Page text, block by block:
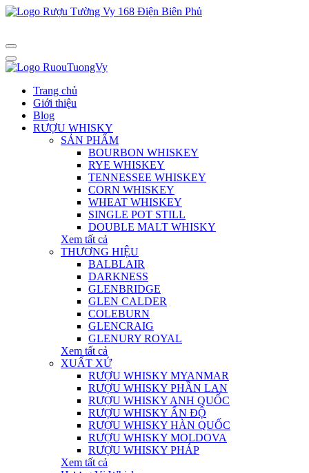
Trang chủ
Giới thiệu
Blog
RƯỢU WHISKY
SẢN PHẨM
BOURBON WHISKEY
RYE WHISKEY
TENNESSEE WHISKEY
CORN WHISKEY
WHEAT WHISKEY
SINGLE POT STILL
DOUBLE MALT WHISKY
Xem tất cả
THƯƠNG HIỆU
BALBLAIR
DARKNESS
GLENBRIDGE
GLEN CALDER
COLEBURN
GLENCRAIG
GLENURY ROYAL
Xem tất cả
XUẤT XỨ
RƯỢU WHISKY MYANMAR
RƯỢU WHISKY PHẦN LAN
RƯỢU WHISKY ANH QUỐC
RƯỢU WHISKY ẤN ĐỘ
RƯỢU WHISKY HÀN QUỐC
RƯỢU WHISKY MOLDOVA
RƯỢU WHISKY PHÁP
Xem tất cả